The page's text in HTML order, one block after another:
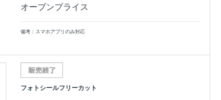
オープンプライス
備考：スマホアプリのみ対応
フォトシールフリーカット